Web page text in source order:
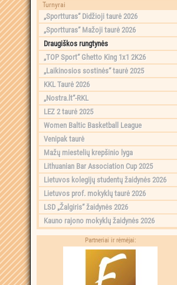
Turnyrai
„Sportturas“ Didžioji taurė 2026
„Sportturas“ Mažoji taurė 2026
Draugiškos rungtynės
„TOP Sport“ Ghetto King 1x1 2K26
„Laikinosios sostinės“ taurė 2025
KKL Taurė 2026
„Nostra.lt“-RKL
LEZ 2 taurė 2025
Women Baltic Basketball League
Venipak taurė
Mažų miestelių krepšinio lyga
Lithuanian Bar Association Cup 2025
Lietuvos kolegijų studentų žaidynės 2026
Lietuvos prof. mokyklų taurė 2026
LSD „Žalgiris“ žaidynės 2026
Kauno rajono mokyklų žaidynės 2026
Partneriai ir rėmėjai: